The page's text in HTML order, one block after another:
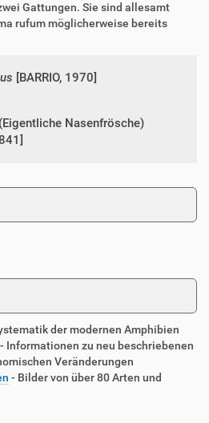
Gattungen. Sie sind allesamt
rufum möglicherweise bereits
[BARRIO, 1970]
(Eigentliche Nasenfrösche)
der modernen Amphibien
- Informationen zu neu beschriebenen
Veränderungen
- Bilder von über 80 Arten und